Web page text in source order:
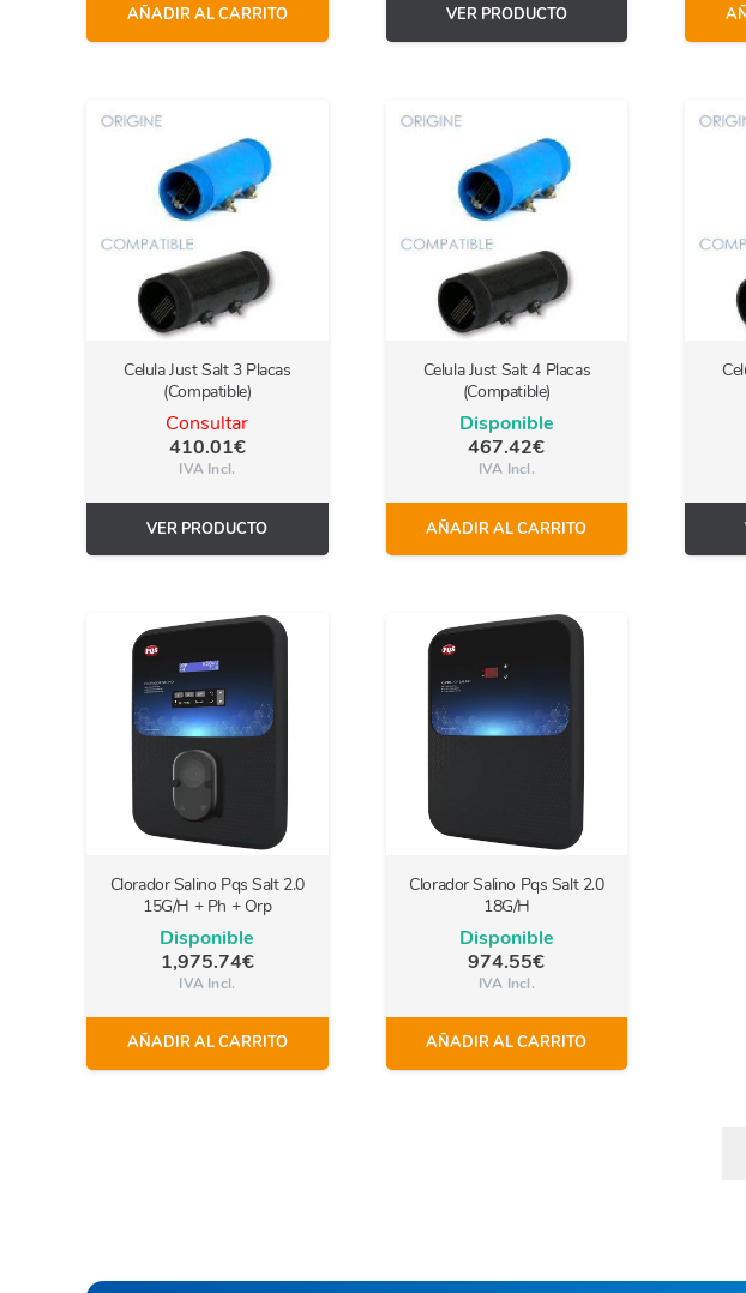
AÑADIR AL CARRITO VER PRODUCTO
Celula Just Salt 3 Placas
(Compatible)
Consultar
410.01€
IVA Incl.
VER PRODUCTO
Celula Just Salt 4 Placas
(Compatible)
Disponible
467.42€
IVA Incl.
AÑADIR AL CARRITO
Clorador Salino Pqs Salt 2.0
15G/H + Ph + Orp
Disponible
1,975.74€
IVA Incl.
AÑADIR AL CARRITO
Clorador Salino Pqs Salt 2.0
18G/H
Disponible
974.55€
IVA Incl.
AÑADIR AL CARRITO